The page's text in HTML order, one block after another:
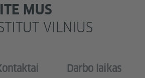
MUS
VILNIUS
Darbo laikas